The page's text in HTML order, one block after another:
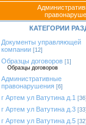
КАТЕГОРИИ
Документы управляющей
компании [12]
Образцы договоров [1]
Образцы договоров
Административные
правонарушения [6]
г Артем ул Ватутина д.1
г Артем ул Ватутина д.3
г Артем ул Ватутина д.5